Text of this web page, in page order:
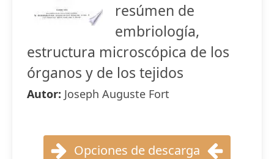
resúmen de
embriología,
estructura microscópica de los
órganos y de los tejidos
Autor: Joseph Auguste Fort
Opciones de descarga